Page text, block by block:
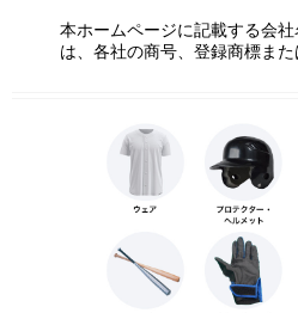
本ホームページに記載する会
は、各社の商号、登録商標また